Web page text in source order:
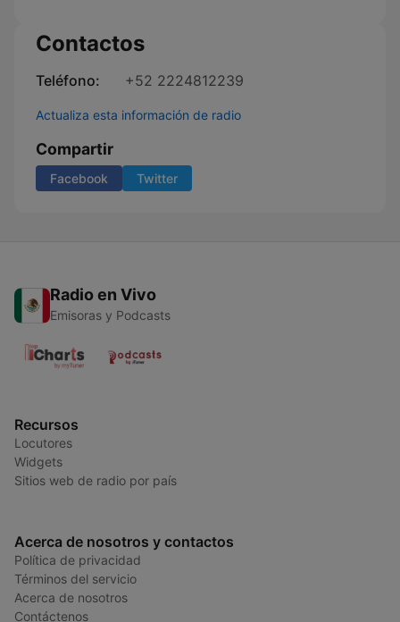
Contactos
Teléfono: +52 2224812239
Actualiza esta información de radio
Compartir
Facebook Twitter
Radio en Vivo
Emisoras y Podcasts
Recursos
Locutores
Widgets
Sitios web de radio por país
Acerca de nosotros y contactos
Política de privacidad
Términos del servicio
Acerca de nosotros
Contáctenos